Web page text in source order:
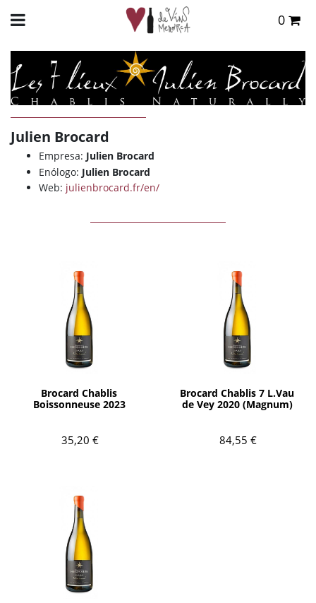
0
VER CESTA
Julien Brocard
Empresa: Julien Brocard
Enólogo: Julien Brocard
Web: julienbrocard.fr/en/
Brocard Chablis
Boissonneuse 2023
35,20 €
AÑADIR
Brocard Chablis 7 L.Vau
de Vey 2020 (Magnum)
84,55 €
AÑADIR
Agotado